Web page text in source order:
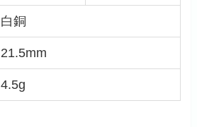
白銅
21.5mm
4.5g